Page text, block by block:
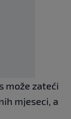
može zateći
mjeseci, a